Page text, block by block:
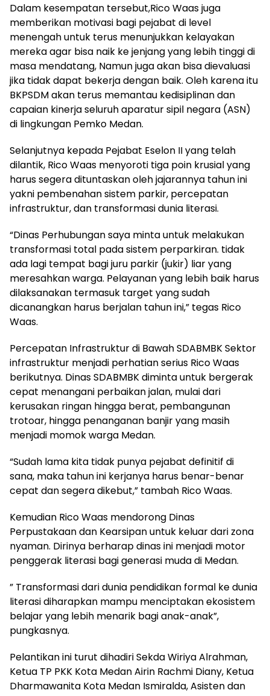
Dalam kesempatan tersebut,Rico Waas juga
memberikan motivasi bagi pejabat di level
menengah untuk terus menunjukkan kelayakan
mereka agar bisa naik ke jenjang yang lebih tinggi di
masa mendatang, Namun juga akan bisa dievaluasi
jika tidak dapat bekerja dengan baik. Oleh karena itu
BKPSDM akan terus memantau kedisiplinan dan
capaian kinerja seluruh aparatur sipil negara (ASN)
di lingkungan Pemko Medan.
Selanjutnya kepada Pejabat Eselon II yang telah
dilantik, Rico Waas menyoroti tiga poin krusial yang
harus segera dituntaskan oleh jajarannya tahun ini
yakni pembenahan sistem parkir, percepatan
infrastruktur, dan transformasi dunia literasi.
“Dinas Perhubungan saya minta untuk melakukan
transformasi total pada sistem perparkiran. tidak
ada lagi tempat bagi juru parkir (jukir) liar yang
meresahkan warga. Pelayanan yang lebih baik harus
dilaksanakan termasuk target yang sudah
dicanangkan harus berjalan tahun ini,” tegas Rico
Waas.
Percepatan Infrastruktur di Bawah SDABMBK Sektor
infrastruktur menjadi perhatian serius Rico Waas
berikutnya. Dinas SDABMBK diminta untuk bergerak
cepat menangani perbaikan jalan, mulai dari
kerusakan ringan hingga berat, pembangunan
trotoar, hingga penanganan banjir yang masih
menjadi momok warga Medan.
“Sudah lama kita tidak punya pejabat definitif di
sana, maka tahun ini kerjanya harus benar-benar
cepat dan segera dikebut,” tambah Rico Waas.
Kemudian Rico Waas mendorong Dinas
Perpustakaan dan Kearsipan untuk keluar dari zona
nyaman. Dirinya berharap dinas ini menjadi motor
penggerak literasi bagi generasi muda di Medan.
” Transformasi dari dunia pendidikan formal ke dunia
literasi diharapkan mampu menciptakan ekosistem
belajar yang lebih menarik bagi anak-anak”,
pungkasnya.
Pelantikan ini turut dihadiri Sekda Wiriya Alrahman,
Ketua TP PKK Kota Medan Airin Rachmi Diany, Ketua
Dharmawanita Kota Medan Ismiralda, Asisten dan